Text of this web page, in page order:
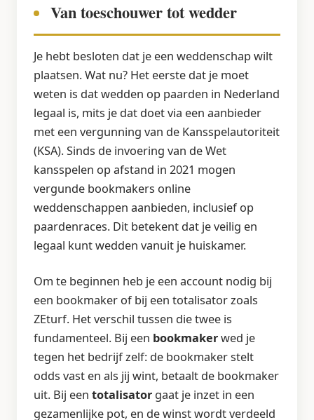
Van toeschouwer tot wedder
Je hebt besloten dat je een weddenschap wilt
plaatsen. Wat nu? Het eerste dat je moet
weten is dat wedden op paarden in Nederland
legaal is, mits je dat doet via een aanbieder
met een vergunning van de Kansspelautoriteit
(KSA). Sinds de invoering van de Wet
kansspelen op afstand in 2021 mogen
vergunde bookmakers online
weddenschappen aanbieden, inclusief op
paardenraces. Dit betekent dat je veilig en
legaal kunt wedden vanuit je huiskamer.
Om te beginnen heb je een account nodig bij
een bookmaker of bij een totalisator zoals
ZEturf. Het verschil tussen die twee is
fundamenteel. Bij een bookmakerwed je
tegen het bedrijf zelf: de bookmaker stelt
odds vast en als jij wint, betaalt de bookmaker
uit. Bij een totalisator gaat je inzet in een
gezamenlijke pot, en de winst wordt verdeeld